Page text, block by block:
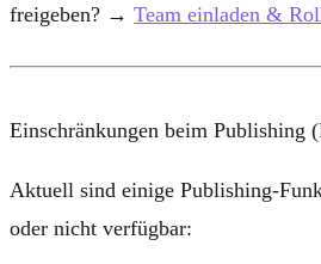
freigeben? → Team einladen &
Einschränkungen beim Publishing
Aktuell sind einige Publishing-
oder nicht verfügbar: